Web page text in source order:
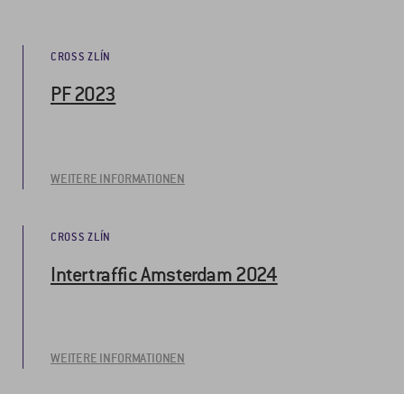
CROSS ZLÍN
PF 2023
WEITERE INFORMATIONEN
CROSS ZLÍN
Intertraffic Amsterdam 2024
WEITERE INFORMATIONEN